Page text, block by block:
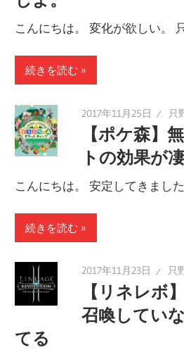
こんにちは。 変化が欲しい。
続きを読む
2017年11月25日 只
【ポケ森】
トの効果が
こんにちは。 安定してきまし
続きを読む
2017年11月23日 只
【リネレボ
召喚してい
てる